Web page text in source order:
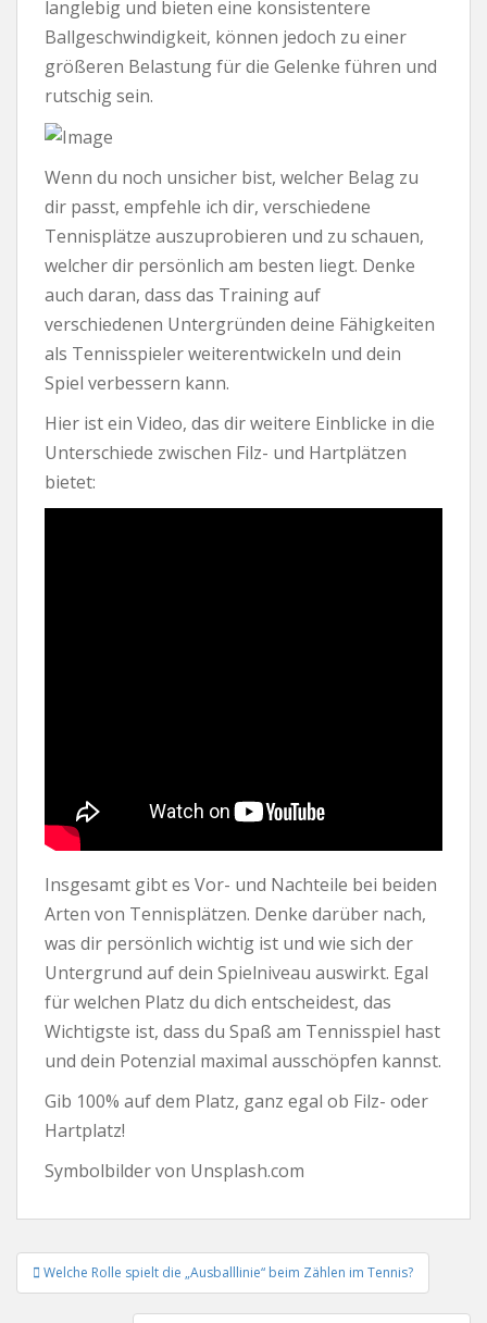
langlebig und bieten eine konsistentere
Ballgeschwindigkeit, können jedoch zu einer
größeren Belastung für die Gelenke führen und
rutschig sein.
Wenn du noch unsicher bist, welcher Belag zu
dir passt, empfehle ich dir, verschiedene
Tennisplätze auszuprobieren und zu schauen,
welcher dir persönlich am besten liegt. Denke
auch daran, dass das Training auf
verschiedenen Untergründen deine Fähigkeiten
als Tennisspieler weiterentwickeln und dein
Spiel verbessern kann.
Hier ist ein Video, das dir weitere Einblicke in die
Unterschiede zwischen Filz- und Hartplätzen
bietet:
Insgesamt gibt es Vor- und Nachteile bei beiden
Arten von Tennisplätzen. Denke darüber nach,
was dir persönlich wichtig ist und wie sich der
Untergrund auf dein Spielniveau auswirkt. Egal
für welchen Platz du dich entscheidest, das
Wichtigste ist, dass du Spaß am Tennisspiel hast
und dein Potenzial maximal ausschöpfen kannst.
Gib 100% auf dem Platz, ganz egal ob Filz- oder
Hartplatz!
Symbolbilder von Unsplash.com
Beitrags-
Navigation
Welche Rolle spielt die „Ausballlinie“ beim Zählen im Tennis?